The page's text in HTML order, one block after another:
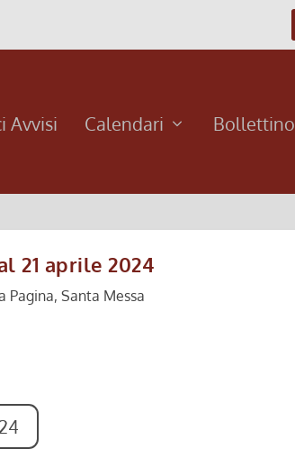
Avvisi Calendari Bollettino
21 aprile 2024
Pagina, Santa Messa